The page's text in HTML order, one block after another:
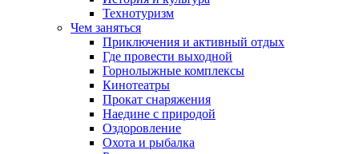
Технотуризм
Чем заняться
Приключения и активный отдых
Где провести выходной
Горнолыжные комплексы
Кинотеатры
Прокат снаряжения
Наедине с природой
Оздоровление
Охота и рыбалка